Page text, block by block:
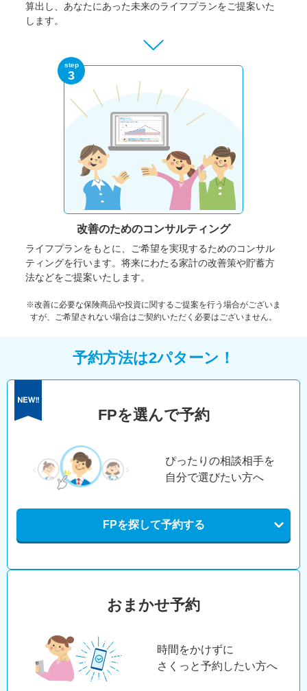
算出し、あなたにあった未来のライフプランをご提案いた
します。
step
3
改善のためのコンサルティング
ライフプランをもとに、ご希望を実現するためのコンサル
ティングを行います。将来にわたる家計の改善策や貯蓄方
法などをご提案いたします。
※改善に必要な保険商品や投資に関するご提案を行う場合がございま
すが、ご希望されない場合はご契約いただく必要はございません。
予約方法は2パターン！
FPを選んで予約
ぴったりの相談相手を
自分で選びたい方へ
FPを探して予約する
おまかせ予約
時間をかけずに
さくっと予約したい方へ